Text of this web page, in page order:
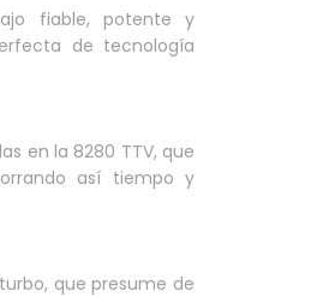
fiable, potente y
de tecnología
en la 8280 TTV, que
así tiempo y
que presume de